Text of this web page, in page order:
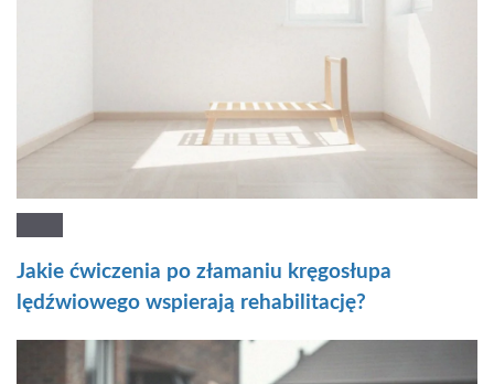
Jakie ćwiczenia po złamaniu kręgosłupa
lędźwiowego wspierają rehabilitację?